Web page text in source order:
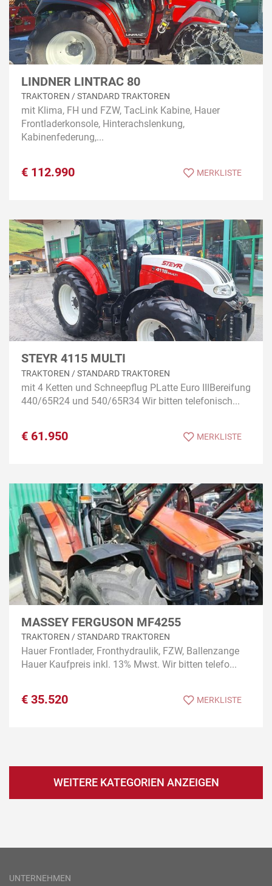
LINDNER LINTRAC 80
TRAKTOREN / STANDARD TRAKTOREN
mit Klima, FH und FZW, TacLink Kabine, Hauer
Frontladerkonsole, Hinterachslenkung,
Kabinenfederung,...
€ 112.990 MERKLISTE
STEYR 4115 MULTI
TRAKTOREN / STANDARD TRAKTOREN
mit 4 Ketten und Schneepflug PLatte Euro IIIBereifung
440/65R24 und 540/65R34 Wir bitten telefonisch...
€ 61.950 MERKLISTE
MASSEY FERGUSON MF4255
TRAKTOREN / STANDARD TRAKTOREN
Hauer Frontlader, Fronthydraulik, FZW, Ballenzange
Hauer Kaufpreis inkl. 13% Mwst. Wir bitten telefo...
€ 35.520 MERKLISTE
WEITERE KATEGORIEN ANZEIGEN
UNTERNEHMEN